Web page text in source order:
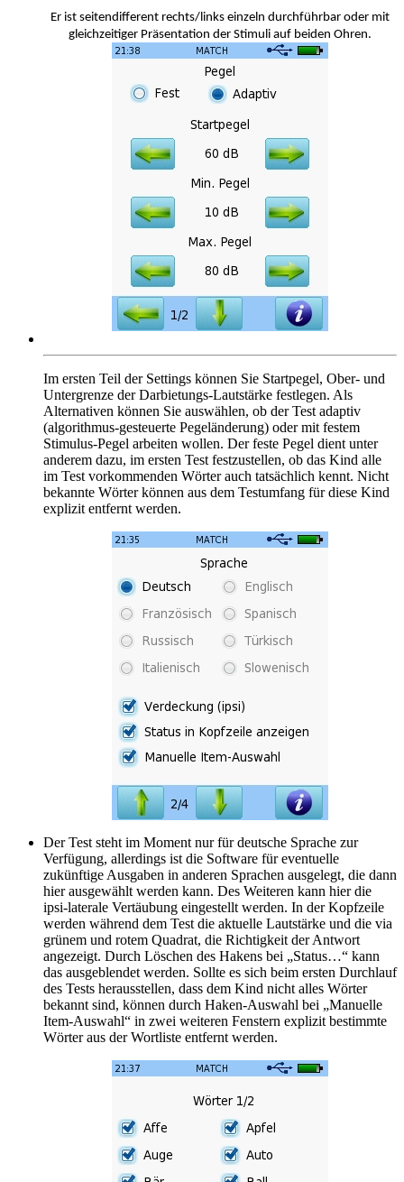
Er ist seitendifferent rechts/links einzeln durchführbar oder mit
gleichzeitiger Präsentation der Stimuli auf beiden Ohren.
Im ersten Teil der Settings können Sie Startpegel, Ober- und
Untergrenze der Darbietungs-Lautstärke festlegen. Als
Alternativen können Sie auswählen, ob der Test adaptiv
(algorithmus-gesteuerte Pegeländerung) oder mit festem
Stimulus-Pegel arbeiten wollen. Der feste Pegel dient unter
anderem dazu, im ersten Test festzustellen, ob das Kind alle
im Test vorkommenden Wörter auch tatsächlich kennt. Nicht
bekannte Wörter können aus dem Testumfang für diese Kind
explizit entfernt werden.
Der Test steht im Moment nur für deutsche Sprache zur
Verfügung, allerdings ist die Software für eventuelle
zukünftige Ausgaben in anderen Sprachen ausgelegt, die dann
hier ausgewählt werden kann. Des Weiteren kann hier die
ipsi-laterale Vertäubung eingestellt werden. In der Kopfzeile
werden während dem Test die aktuelle Lautstärke und die via
grünem und rotem Quadrat, die Richtigkeit der Antwort
angezeigt. Durch Löschen des Hakens bei „Status…“ kann
das ausgeblendet werden. Sollte es sich beim ersten Durchlauf
des Tests herausstellen, dass dem Kind nicht alles Wörter
bekannt sind, können durch Haken-Auswahl bei „Manuelle
Item-Auswahl“ in zwei weiteren Fenstern explizit bestimmte
Wörter aus der Wortliste entfernt werden.